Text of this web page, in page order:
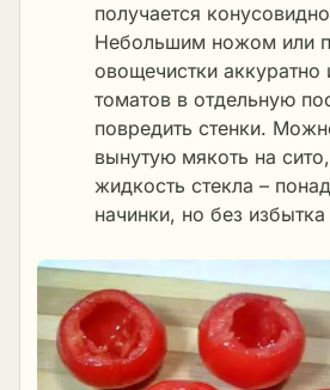
получается
Небольшим ножом или
овощечистки аккуратно
томатов в отдельную
повредить стенки.
вынутую мякоть на
жидкость стекла –
начинки, но без